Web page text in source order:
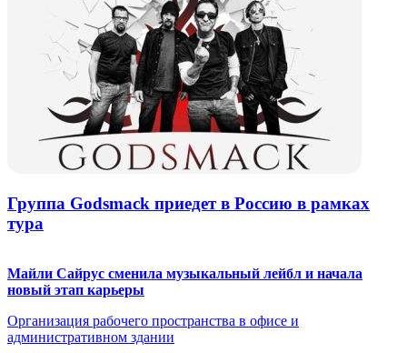
Группа Godsmack приедет в Россию в рамках
тура
Майли Сайрус сменила музыкальный лейбл и начала
новый этап карьеры
Организация рабочего пространства в офисе и
административном здании